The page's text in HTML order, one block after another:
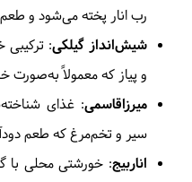
رب انار پخته می‌شود و
شیش‌انداز گیلکی: ترکیبی
و پیاز که معمولاً به‌صورت
میرزاقاسمی: غذای
سیر و تخم‌مرغ که طعم
اناربیج: خورشتی محلی با